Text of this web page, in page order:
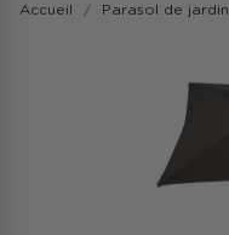
Accueil Parasol de jardin